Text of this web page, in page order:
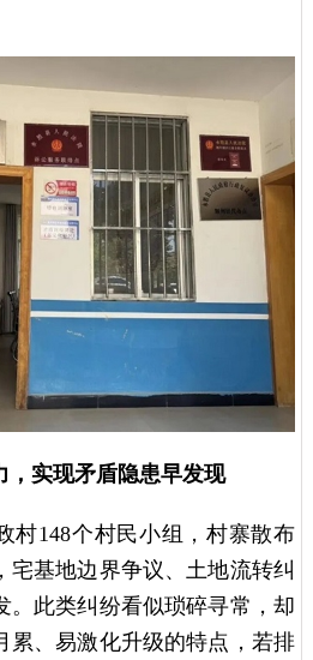
，实现矛盾隐患早发现
村148个村民小组，村寨散布
宅基地边界争议、土地流转纠
。此类纠纷看似琐碎寻常，却
累、易激化升级的特点，若排